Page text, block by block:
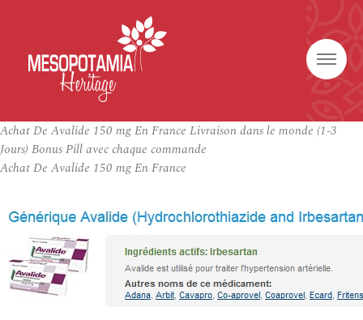
Achat De Avalide 150 mg En France Livraison dans le monde (1-3
Jours) Bonus Pill avec chaque commande
Achat De Avalide 150 mg En France